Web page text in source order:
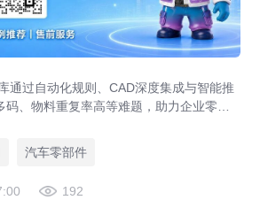
通过自动化规则、CAD深度集成与智能推
、物料重复率高等难题，助力企业零部
汽车零部件
192